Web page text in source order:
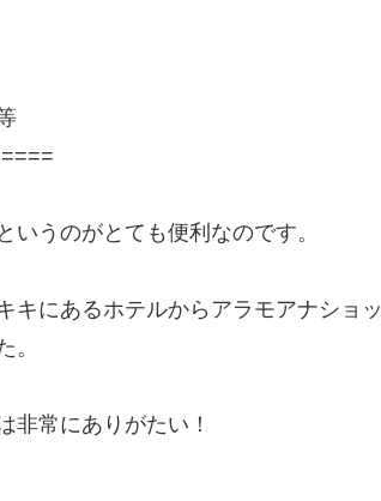
いうのがとても便利なのです。
キにあるホテルからアラモアナショッ
。
非常にありがたい！